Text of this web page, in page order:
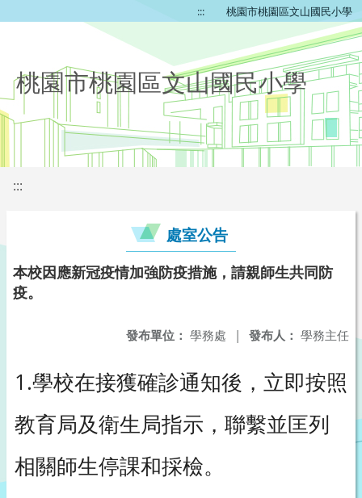
::: 桃園市桃園區文山國民小學
桃園市桃園區文山國民小學
:::
處室公告
本校因應新冠疫情加強防疫措施，請親師生共同防
疫。
發布人： 學務主任
發布單位： 學務處 |
1.學校在接獲確診通知後，立即按照
教育局及衛生局指示，聯繫並匡列
相關師生停課和採檢。